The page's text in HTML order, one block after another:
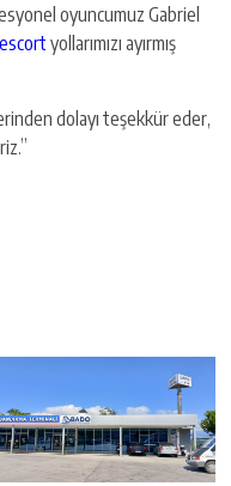
oyuncumuz Gabriel
yollarımızı ayırmış
dolayı teşekkür eder,